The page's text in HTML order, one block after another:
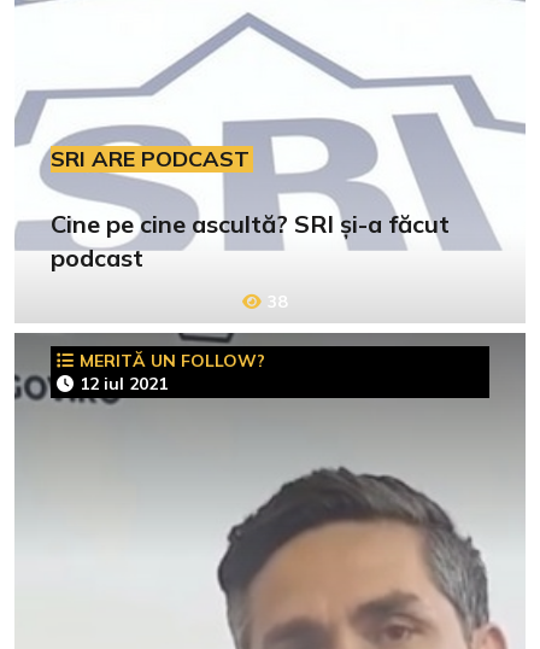
SRI ARE PODCAST
Cine pe cine ascultă? SRI și-a făcut
podcast
38
MERITĂ UN FOLLOW?
12 iul 2021